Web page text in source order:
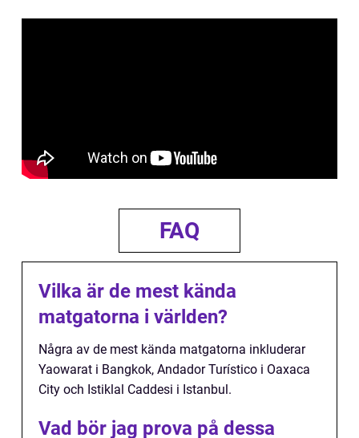
FAQ
Vilka är de mest kända
matgatorna i världen?
Några av de mest kända matgatorna inkluderar
Yaowarat i Bangkok, Andador Turístico i Oaxaca
City och Istiklal Caddesi i Istanbul.
Vad bör jag prova på dessa